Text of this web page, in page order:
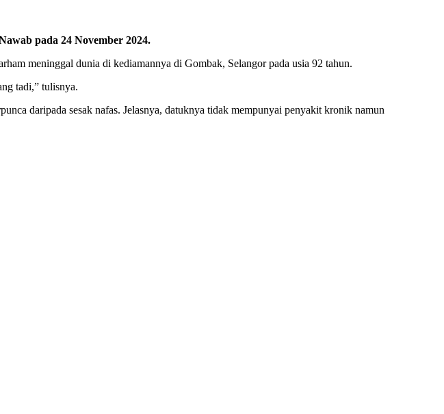
pada 24 November 2024.
meninggal dunia di kediamannya di Gombak, Selangor pada usia 92 tahun.
tadi,” tulisnya.
daripada sesak nafas. Jelasnya, datuknya tidak mempunyai penyakit kronik namun